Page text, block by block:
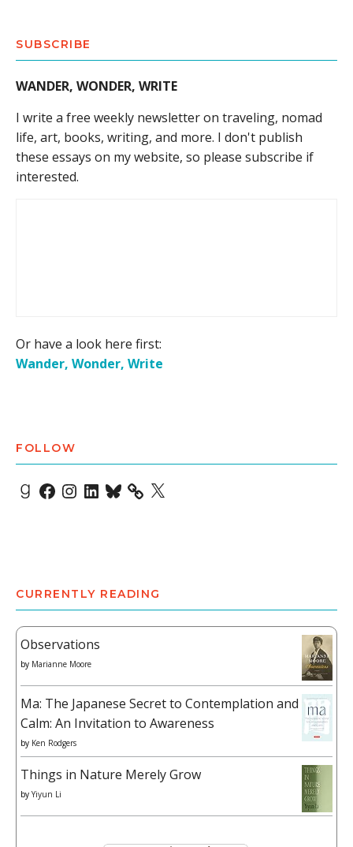
SUBSCRIBE
WANDER, WONDER, WRITE
I write a free weekly newsletter on traveling, nomad
life, art, books, writing, and more. I don't publish
these essays on my website, so please subscribe if
interested.
Or have a look here first:
Wander, Wonder, Write
FOLLOW
Goodreads
Facebook
Instagram
LinkedIn
Bluesky X
CURRENTLY READING
Observations
by Marianne Moore
Ma: The Japanese Secret to Contemplation and
Calm: An Invitation to Awareness
by Ken Rodgers
Things in Nature Merely Grow
by Yiyun Li